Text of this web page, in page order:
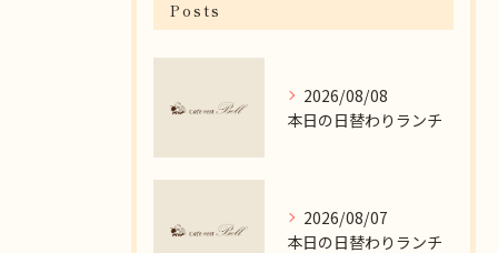
Posts
2026/08/08
本日の日替わりランチ
2026/08/07
本日の日替わりランチ